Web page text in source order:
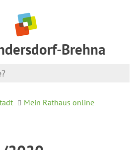
Brehna
Mein Rathaus online